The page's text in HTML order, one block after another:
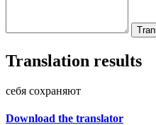
Translation results
себя сохраняют
Download the translator